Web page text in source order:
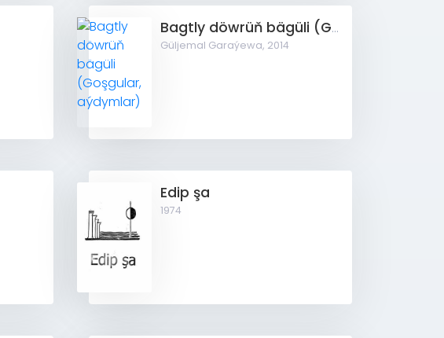
Bagtly döwrüň bägüli (Goşgular, aýdymlar)
Güljemal Garaýewa, 2014
Edip şa
1974